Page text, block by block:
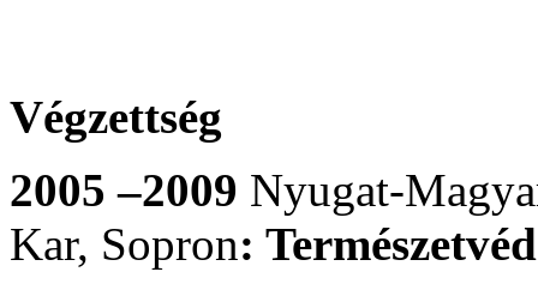
Végzettség
2005 –2009 Nyugat-
Kar, Sopron: